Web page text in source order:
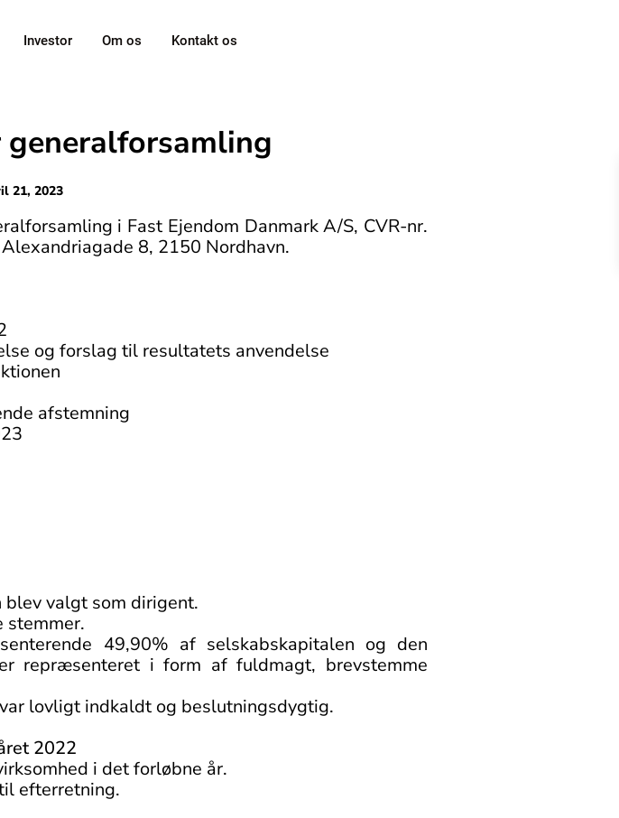
Investor Om os Kontakt os
21, 2023
i Fast Ejendom Danmark A/S, CVR-nr.
8, 2150 Nordhavn.
og forslag til resultatets anvendelse
afstemning
blev valgt som dirigent.
stemmer.
49,90% af selskabskapitalen og den
repræsenteret i form af fuldmagt, brevstemme
lovligt indkaldt og beslutningsdygtig.
2022
i det forløbne år.
efterretning.